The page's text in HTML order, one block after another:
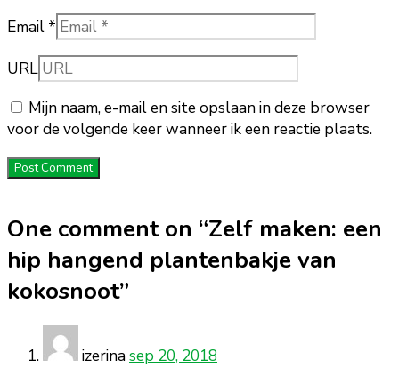
Email *
URL
Mijn naam, e-mail en site opslaan in deze browser
voor de volgende keer wanneer ik een reactie plaats.
One comment on “Zelf maken: een
hip hangend plantenbakje van
kokosnoot”
izerinasep 20, 2018